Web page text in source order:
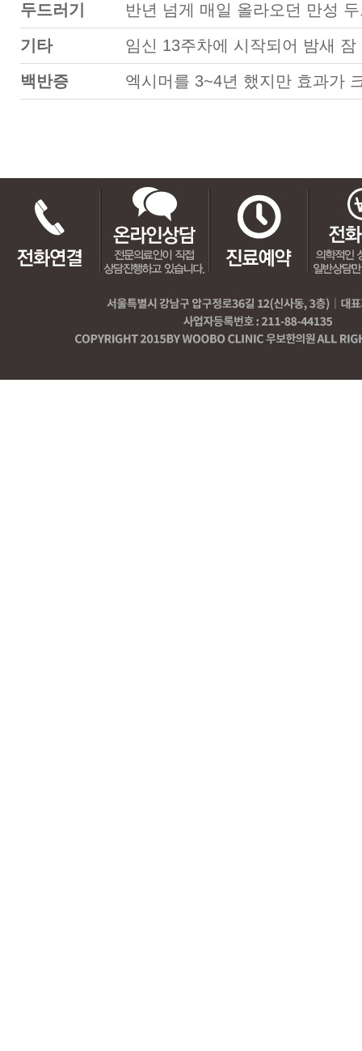
두드러기
반년 넘게 매일 올라오던 만성 두드러기 한약 복용후 1달 반..
기타
임신 13주차에 시작되어 밤새 잠 못잘 정도로 심한
백반증
엑시머를 3~4년 했지만 효과가 크지 않았는데 우백환을 3개월